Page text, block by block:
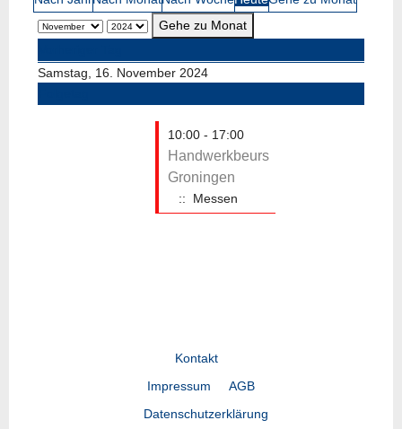
Gehe zu Monat
Samstag, 16. November 2024
10:00 - 17:00
Handwerkbeurs
Groningen
:: Messen
Kontakt
Impressum
AGB
Datenschutzerklärung